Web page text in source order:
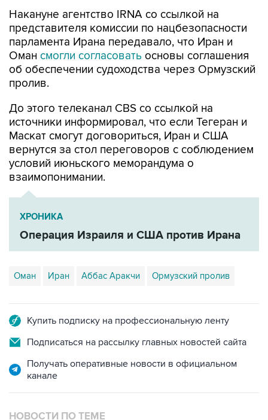
Накануне агентство IRNA со ссылкой на
представителя комиссии по нацбезопасности
парламента Ирана передавало, что Иран и
Оман смогли согласовать основы соглашения
об обеспечении судоходства через Ормузский
пролив.
До этого телеканал CBS со ссылкой на
источники информировал, что если Тегеран и
Маскат смогут договориться, Иран и США
вернутся за стол переговоров с соблюдением
условий июньского меморандума о
взаимопонимании.
ХРОНИКА
Операция Израиля и США против Ирана
Оман Иран Аббас Аракчи Ормузский пролив
Купить подписку на профессиональную ленту
Подписаться на рассылку главных новостей сайта
Получать оперативные новости в официальном
канале
НОВОСТИ ПО ТЕМЕ